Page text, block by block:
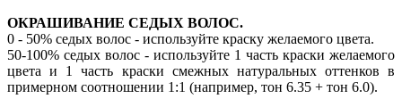
ОКРАШИВАНИЕ СЕДЫХ ВОЛОС.
0 - 50% седых волос - используйте краску желаемого цвета.
50-100% седых волос - используйте 1 часть краски желаемого
цвета и 1 часть краски смежных натуральных оттенков в
примерном соотношении 1:1 (например, тон 6.35 + тон 6.0).